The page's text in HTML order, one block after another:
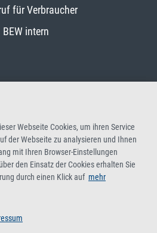
für Verbraucher
BEW intern
Webseite Cookies, um ihren Service
der Webseite zu analysieren und Ihnen
mit Ihren Browser-Einstellungen
den Einsatz der Cookies erhalten Sie
durch einen Klick auf mehr